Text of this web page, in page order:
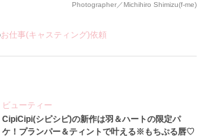
Photographer／Michihiro Shimizu(f-me)
お仕事(キャスティング)依頼
ビューティー
CipiCipi(シピシピ)の新作は羽＆ハートの限定パ
ケ！プランパー＆ティントで叶える※もちぷる唇♡